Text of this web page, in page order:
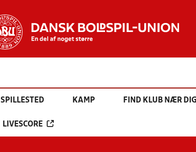
SPILLESTED KAMP FIND KLUB NÆR DIG
LIVESCORE